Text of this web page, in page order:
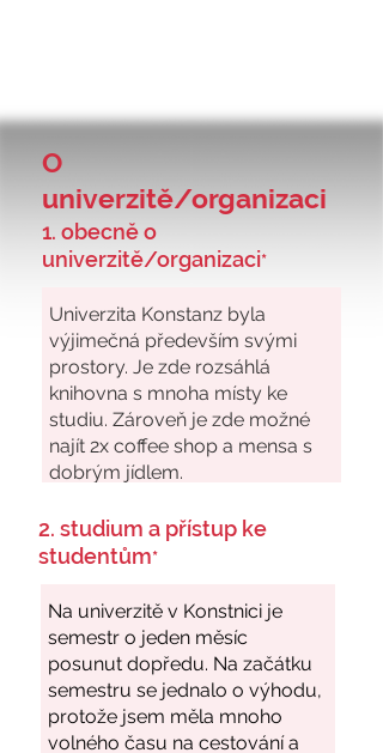
O
univerzitě/organizaci
1. obecně o
univerzitě/organizaci*
2. studium a přístup ke
studentům*